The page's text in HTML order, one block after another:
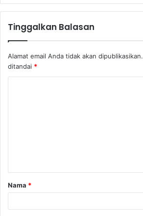
Tinggalkan Balasan
Alamat email Anda tidak akan dipublikasikan.
ditandai *
Nama *